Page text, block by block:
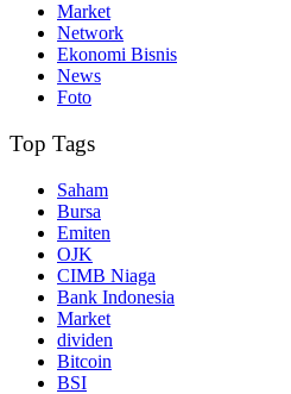
Market
Network
Ekonomi Bisnis
News
Foto
Top Tags
Saham
Bursa
Emiten
OJK
CIMB Niaga
Bank Indonesia
Market
dividen
Bitcoin
BSI